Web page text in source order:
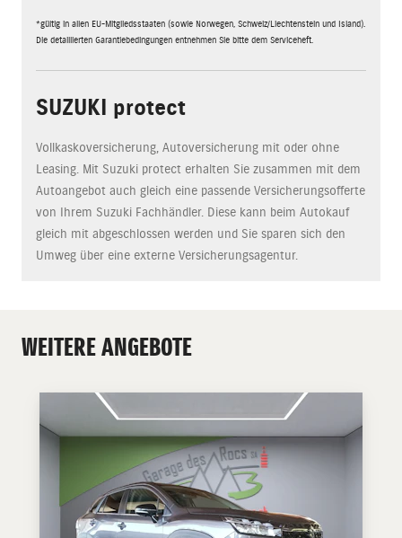
*gültig in allen EU-Mitgliedsstaaten (sowie Norwegen, Schweiz/Liechtenstein und Island).
Die detaillierten Garantiebedingungen entnehmen Sie bitte dem Serviceheft.
SUZUKI protect
Vollkaskoversicherung, Autoversicherung mit oder ohne
Leasing. Mit Suzuki protect erhalten Sie zusammen mit dem
Autoangebot auch gleich eine passende Versicherungsofferte
von Ihrem Suzuki Fachhändler. Diese kann beim Autokauf
gleich mit abgeschlossen werden und Sie sparen sich den
Umweg über eine externe Versicherungsagentur.
WEITERE ANGEBOTE